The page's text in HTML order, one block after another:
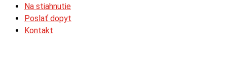
Na stiahnutie
Poslať dopyt
Kontakt